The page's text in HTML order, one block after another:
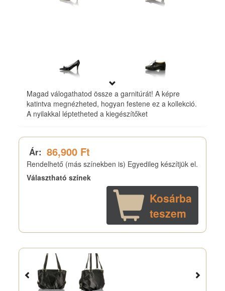
Magad válogathatod össze a garnitúrát! A képre
katintva megnézheted, hogyan festene ez a kollekció.
A nyilakkal léptetheted a kiegészítőket
Ár: 86,900 Ft
Rendelhető (más színekben is) Egyedileg készítjük el.
Választható színek
Kosárba
teszem